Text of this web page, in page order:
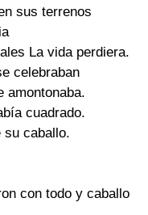
sus terrenos
La vida perdiera.
celebraban
amontonaba.
cuadrado.
su caballo.
con todo y caballo